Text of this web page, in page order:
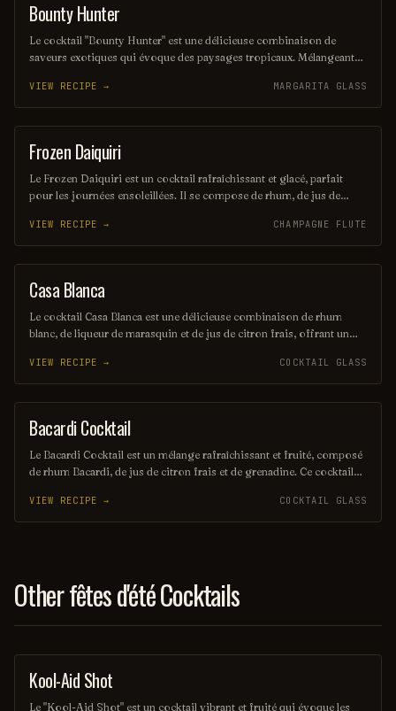
COCKTAIL
Bounty Hunter
Le cocktail "Bounty Hunter" est une délicieuse combinaison de
saveurs exotiques qui évoque des paysages tropicaux. Mélangeant
expérience rafraîchissante et envoûtante, parfaite pour les amateurs
de cocktails d'été. Sa présentation colorée et son goût unique en
font un véritable trésor à découvrir.
VIEW RECIPE → MARGARITA GLASS
ORDINARY DRINK
Frozen Daiquiri
Le Frozen Daiquiri est un cocktail rafraîchissant et glacé, parfait
pour les journées ensoleillées. Il se compose de rhum, de jus de
pour une texture onctueuse. Servi dans un verre à cocktail, il offre
une explosion de saveurs fruitées et acidulées.
VIEW RECIPE → CHAMPAGNE FLUTE
ORDINARY DRINK
Casa Blanca
Le cocktail Casa Blanca est une délicieuse combinaison de rhum
blanc, de liqueur de marasquin et de jus de citron frais, offrant un
des saveurs exotiques et rafraîchissantes, idéal pour les soirées d'été.
Sa présentation élégante en fait un choix sophistiqué pour les
amateurs de cocktails.
VIEW RECIPE → COCKTAIL GLASS
ORDINARY DRINK
Bacardi Cocktail
Le Bacardi Cocktail est un mélange rafraîchissant et fruité, composé
de rhum Bacardi, de jus de citron frais et de grenadine. Ce cocktail
tropicales et une ambiance estivale. Parfait pour les amateurs de
rhum, il séduit par sa simplicité et son goût délicat.
VIEW RECIPE → COCKTAIL GLASS
Other fêtes d'été Cocktails
SHOT
Kool-Aid Shot
Le "Kool-Aid Shot" est un cocktail vibrant et fruité qui évoque les